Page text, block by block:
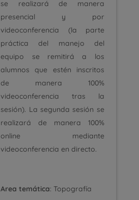
se realizará de manera
presencial y por
videoconferencia (la parte
práctica del manejo del
equipo se remitirá a los
alumnos que estén inscritos
de manera 100%
videoconferencia tras la
sesión). La segunda sesión se
realizará de manera 100%
online mediante
videoconferencia en directo.
Area temática: Topografía